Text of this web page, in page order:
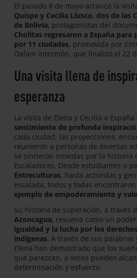
El pasado 8 de mayo arrancó la
Quispe y Cecilia Llusco, dos de las
de Bolivia, protagonistas del
Cholitas regresaron a España para
por 11 ciudades, promovida por
Oxfam Intermón, que finalizó el 22
Una visita llena de
esperanza
La visita de Elena y Cecilia a España
sentimiento de profunda
cada ciudad, las proyecciones,
reunieron a personas de diversas
se sintieron movidas por la historia
Escaladoras. Desde estudiantes o
Entreculturas, hasta activistas y
escalada, todos y todas encontraron
ejemplo de empoderamiento y
Su historia de superación, a través
Aconcagua, resuena como un
igualdad y la lucha por los
indígenas. A través de sus palabras
Elena han demostrado que los
que parezcan, a veces pueden
determinación y esfuerzo.